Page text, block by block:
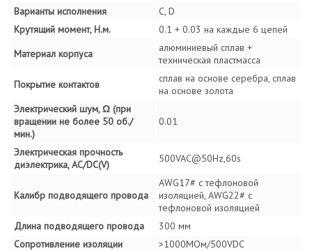
Варианты исполнения
C, D
Крутящий момент, Н.м.
0.1 + 0.03 на каждые 6 цепей
Материал корпуса
алюминиевый сплав +
техническая пластмасса
Покрытие контактов
сплав на основе серебра, сплав
на основе золота
Электрический шум, Ω (при
вращении не более 50 об./
мин.)
0.01
Электрическая прочность
диэлектрика, AC/DC(V)
500VAC@50Hz,60s
Калибр подводящего провода
AWG17# с тефлоновой
изоляцией, AWG22# с
тефлоновой изоляцией
Длина подводящего провода
300 мм
Сопротивление изоляции
>1000MОм/500VDC